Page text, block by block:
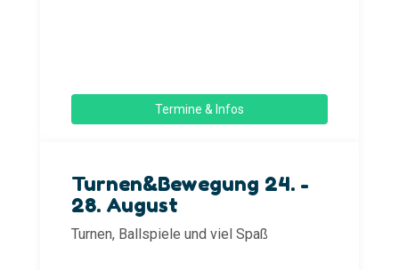
Termine & Infos
Turnen&Bewegung 24. -
28. August
Turnen, Ballspiele und viel Spaß